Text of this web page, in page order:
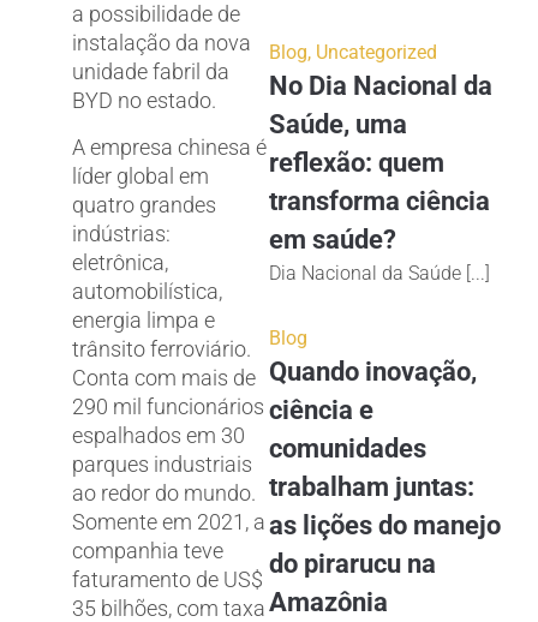
a possibilidade de
instalação da nova
unidade fabril da
BYD no estado.
A empresa chinesa é
líder global em
quatro grandes
indústrias:
eletrônica,
automobilística,
energia limpa e
trânsito ferroviário.
Conta com mais de
290 mil funcionários
espalhados em 30
parques industriais
ao redor do mundo.
Somente em 2021, a
companhia teve
faturamento de US$
35 bilhões, com taxa
Blog, Uncategorized
No Dia Nacional da
Saúde, uma
reflexão: quem
transforma ciência
em saúde?
Dia Nacional da Saúde [...]
Blog
Quando inovação,
ciência e
comunidades
trabalham juntas:
as lições do manejo
do pirarucu na
Amazônia